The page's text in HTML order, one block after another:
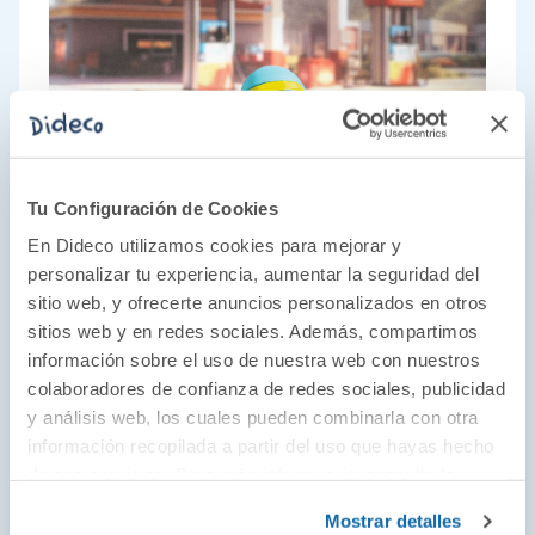
Tu Configuración de Cookies
En Dideco utilizamos cookies para mejorar y
personalizar tu experiencia, aumentar la seguridad del
sitio web, y ofrecerte anuncios personalizados en otros
sitios web y en redes sociales. Además, compartimos
información sobre el uso de nuestra web con nuestros
colaboradores de confianza de redes sociales, publicidad
y análisis web, los cuales pueden combinarla con otra
información recopilada a partir del uso que hayas hecho
Mostrar detalles
El juego como parte del desarrollo
Juguetes educativos desde 1954 con un toque